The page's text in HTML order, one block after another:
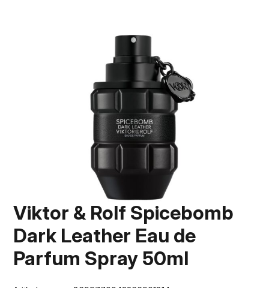
Viktor & Rolf Spicebomb
Dark Leather Eau de
Parfum Spray 50ml